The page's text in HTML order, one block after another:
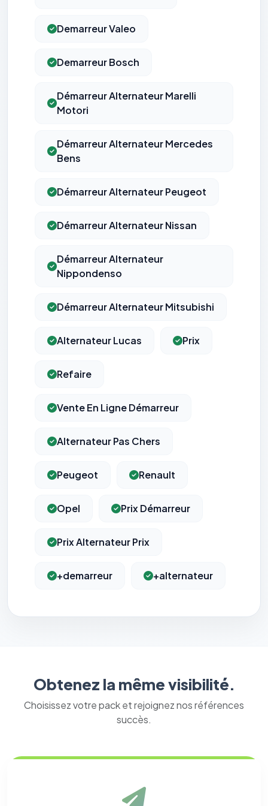
Demarreur Valeo
Demarreur Bosch
Démarreur Alternateur Marelli
Motori
Démarreur Alternateur Mercedes
Bens
Démarreur Alternateur Peugeot
Démarreur Alternateur Nissan
Démarreur Alternateur
Nippondenso
Démarreur Alternateur Mitsubishi
Alternateur Lucas Prix
Refaire
Vente En Ligne Démarreur
Alternateur Pas Chers
Peugeot Renault
Opel Prix Démarreur
Prix Alternateur Prix
+demarreur +alternateur
Obtenez la même visibilité.
Choisissez votre pack et rejoignez nos références
succès.